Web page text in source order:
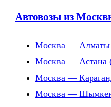
Автовозы из
Москва — Алматы
Москва — Астана
Москва —
Москва —